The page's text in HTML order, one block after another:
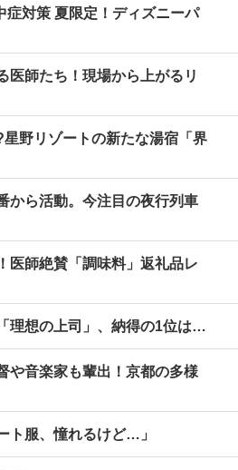
症対策 夏限定！ディズニーパ
医師たち！現場から上がるリ
星野リゾートの新たな湯宿「界
から活動。今注目の夜行列車
医師絶賛「調味料」返礼品レ
理想の上司」、納得の1位は…
や音楽家も輩出！京都の多様
ト服、憧れるけど…」